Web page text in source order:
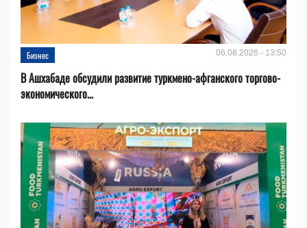
Бизнес 06.08.2026 - 13:50
В Ашхабаде обсудили развитие туркмено-афганского торгово-
экономического...